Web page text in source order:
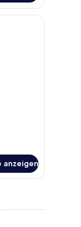
und Blick auf
| Minibar,
anzeigen
Matts